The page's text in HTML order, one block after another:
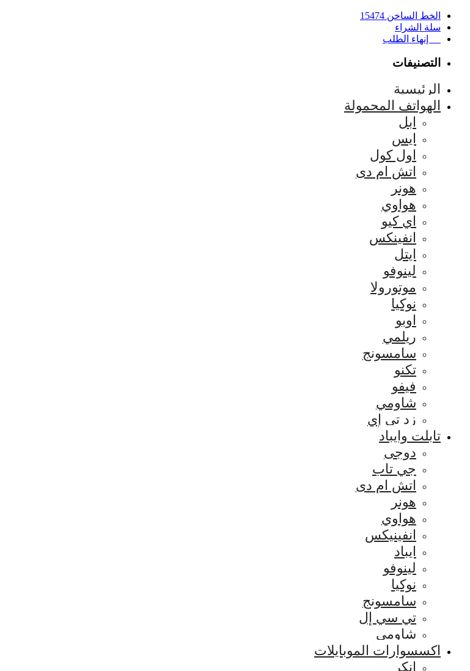
الخط الساخن 15474
سلة الشراء
إنهاء الطلب
التصنيفات
الرئيسية
الهواتف المحمولة
ابل
ايس
اول كول
اتش ام دى
هونر
هواوي
اي كيو
انفينكس
ايتل
لينوفو
موتورولا
نوكيا
اوبو
ريلمي
سامسونج
تكنو
فيفو
شاومي
زد تي إي
تابلت وايباد
دوجى
جي تاب
اتش ام دى
هونر
هواوي
انفينيكس
ايباد
لينوفو
نوكيا
سامسونج
تي سي إل
شاومي
اكسسوارات الموبايلات
انكر